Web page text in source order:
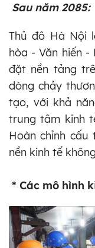
Sau năm 2085:
Thủ đô Hà Nội
hòa - Văn hiến
đặt nền tảng
dòng chảy
tạo, với khả
trung tâm kinh
Hoàn chỉnh
nền kinh tế
* Các mô hình